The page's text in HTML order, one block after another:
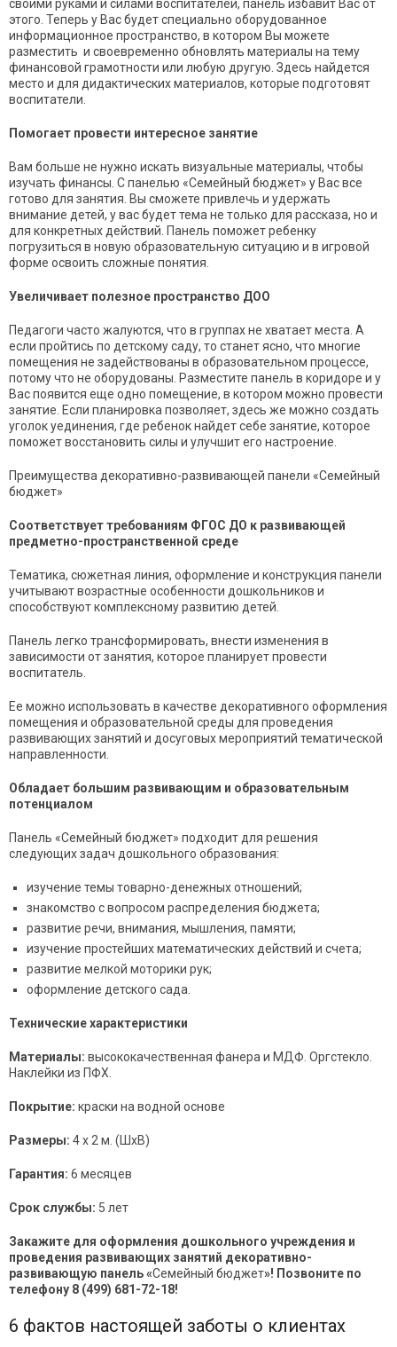
своими руками и силами воспитателей, панель избавит Вас от
этого. Теперь у Вас будет специально оборудованное
информационное пространство, в котором Вы можете
разместить и своевременно обновлять материалы на тему
финансовой грамотности или любую другую. Здесь найдется
место и для дидактических материалов, которые подготовят
воспитатели.
Помогает провести интересное занятие
Вам больше не нужно искать визуальные материалы, чтобы
изучать финансы. С панелью «Семейный бюджет» у Вас все
готово для занятия. Вы сможете привлечь и удержать
внимание детей, у вас будет тема не только для рассказа, но и
для конкретных действий. Панель поможет ребенку
погрузиться в новую образовательную ситуацию и в игровой
форме освоить сложные понятия.
Увеличивает полезное пространство ДОО
Педагоги часто жалуются, что в группах не хватает места. А
если пройтись по детскому саду, то станет ясно, что многие
помещения не задействованы в образовательном процессе,
потому что не оборудованы. Разместите панель в коридоре и у
Вас появится еще одно помещение, в котором можно провести
занятие. Если планировка позволяет, здесь же можно создать
уголок уединения, где ребенок найдет себе занятие, которое
поможет восстановить силы и улучшит его настроение.
Преимущества декоративно-развивающей панели «Семейный
бюджет»
Соответствует требованиям ФГОС ДО к развивающей
предметно-пространственной среде
Тематика, сюжетная линия, оформление и конструкция панели
учитывают возрастные особенности дошкольников и
способствуют комплексному развитию детей.
Панель легко трансформировать, внести изменения в
зависимости от занятия, которое планирует провести
воспитатель.
Ее можно использовать в качестве декоративного оформления
помещения и образовательной среды для проведения
развивающих занятий и досуговых мероприятий тематической
направленности.
Обладает большим развивающим и образовательным
потенциалом
Панель «Семейный бюджет» подходит для решения
следующих задач дошкольного образования:
изучение темы товарно-денежных отношений;
знакомство с вопросом распределения бюджета;
развитие речи, внимания, мышления, памяти;
изучение простейших математических действий и счета;
развитие мелкой моторики рук;
оформление детского сада.
Технические характеристики
Материалы: высококачественная фанера и МДФ. Оргстекло.
Наклейки из ПФХ.
Покрытие: краски на водной основе
Размеры: 4 х 2 м. (ШхВ)
Гарантия: 6 месяцев
Срок службы: 5 лет
Закажите для оформления дошкольного учреждения и
проведения развивающих занятий декоративно-
развивающую панель «Семейный бюджет»! Позвоните по
телефону 8 (499) 681-72-18!
6 фактов настоящей заботы о клиентах